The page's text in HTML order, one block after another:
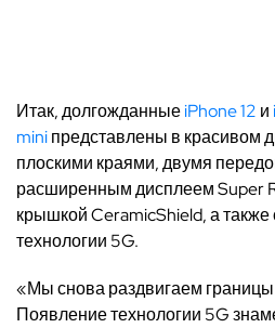
Итак, долгожданныеiPhone 12 и
miniпредставлены в красивом
плоскими краями, двумя
расширенным дисплеем Super
крышкой CeramicShield, а также
технологии 5G.
«Мы снова раздвигаем
Появление технологии 5G